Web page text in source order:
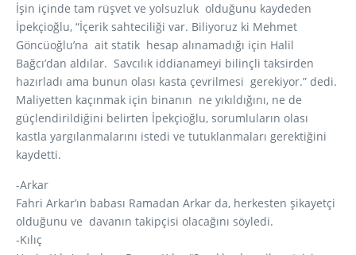
İşin içinde tam rüşvet ve yolsuzluk olduğunu kaydeden
İpekçioğlu, “İçerik sahteciliği var. Biliyoruz ki Mehmet
Göncüoğlu’na ait statik hesap alınamadığı için Halil
Bağcı’dan aldılar. Savcılık iddianameyi bilinçli taksirden
hazırladı ama bunun olası kasta çevrilmesi gerekiyor.” dedi.
Maliyetten kaçınmak için binanın ne yıkıldığını, ne de
güçlendirildiğini belirten İpekçioğlu, sorumluların olası
kastla yargılanmalarını istedi ve tutuklanmaları gerektiğini
kaydetti.
-Arkar
Fahri Arkar’ın babası Ramadan Arkar da, herkesten şikayetçi
olduğunu ve davanın takipçisi olacağını söyledi.
-Kılıç